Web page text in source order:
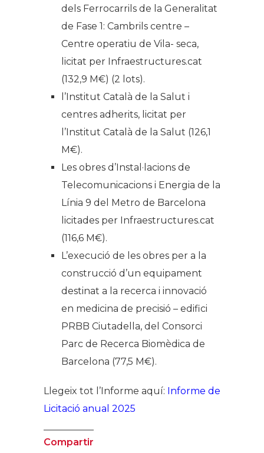
dels Ferrocarrils de la Generalitat
de Fase 1: Cambrils centre –
Centre operatiu de Vila- seca,
licitat per Infraestructures.cat
(132,9 M€) (2 lots).
l’Institut Català de la Salut i
centres adherits, licitat per
l’Institut Català de la Salut (126,1
M€).
Les obres d’Instal·lacions de
Telecomunicacions i Energia de la
Línia 9 del Metro de Barcelona
licitades per Infraestructures.cat
(116,6 M€).
L’execució de les obres per a la
construcció d’un equipament
destinat a la recerca i innovació
en medicina de precisió – edifici
PRBB Ciutadella, del Consorci
Parc de Recerca Biomèdica de
Barcelona (77,5 M€).
Llegeix tot l’Informe aquí: Informe de
Licitació anual 2025
Compartir